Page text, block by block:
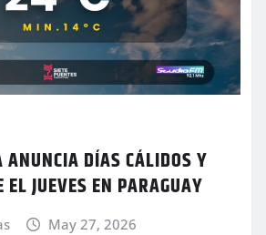
ANUNCIA DÍAS CÁLIDOS Y
JUEVES EN PARAGUAY
May 27, 2026